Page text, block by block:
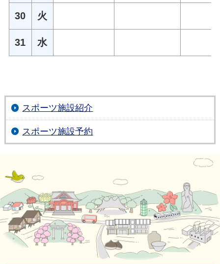
30 火
31 水
スポーツ施設紹介
スポーツ施設予約